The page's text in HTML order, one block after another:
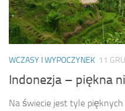
WCZASY I WYPOCZYNEK 11
Indonezja – piękna
Na świecie jest tyle